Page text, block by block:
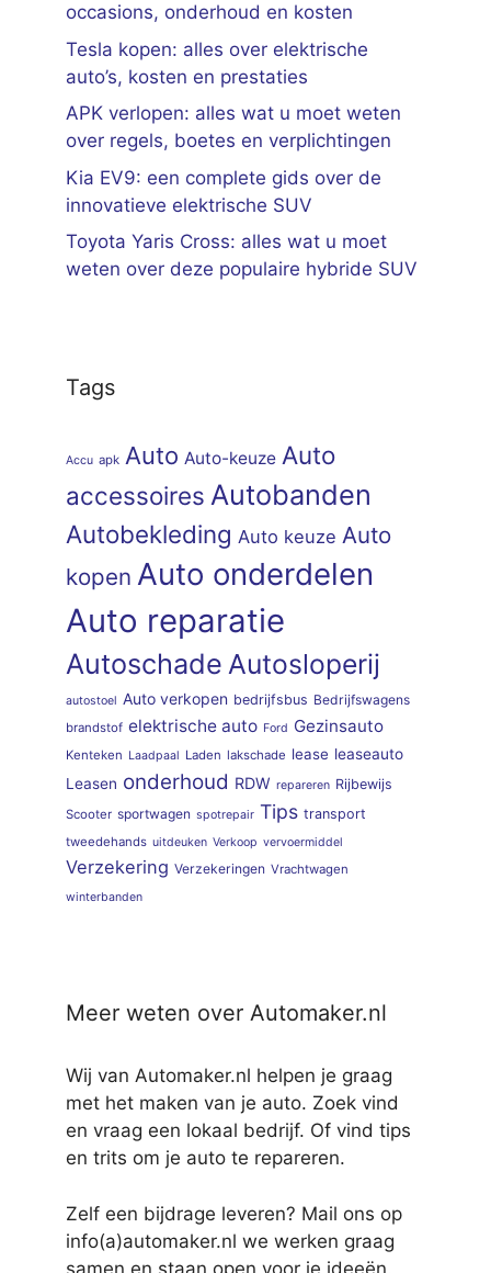
occasions, onderhoud en kosten
Tesla kopen: alles over elektrische
auto’s, kosten en prestaties
APK verlopen: alles wat u moet weten
over regels, boetes en verplichtingen
Kia EV9: een complete gids over de
innovatieve elektrische SUV
Toyota Yaris Cross: alles wat u moet
weten over deze populaire hybride SUV
Tags
Accu apk Auto Auto-keuze Auto
accessoires Autobanden
Autobekleding Auto keuze Auto
kopen Auto onderdelen
Auto reparatie
Autoschade Autosloperij
autostoel Auto verkopen bedrijfsbus Bedrijfswagens
brandstof elektrische auto Ford Gezinsauto
Kenteken Laadpaal Laden lakschade lease leaseauto
Leasen onderhoud RDW repareren Rijbewijs
Scooter sportwagen spotrepair Tips transport
tweedehands uitdeuken Verkoop vervoermiddel
Verzekering Verzekeringen Vrachtwagen
winterbanden
Meer weten over Automaker.nl
Wij van Automaker.nl helpen je graag
met het maken van je auto. Zoek vind
en vraag een lokaal bedrijf. Of vind tips
en trits om je auto te repareren.
Zelf een bijdrage leveren? Mail ons op
info(a)automaker.nl we werken graag
samen en staan open voor je ideeën.